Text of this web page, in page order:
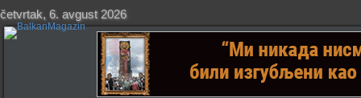
četvrtak, 6. avgust 2026